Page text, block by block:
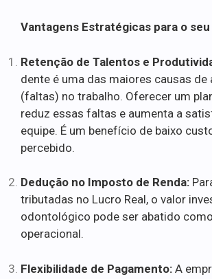
Vantagens Estratégicas para o
Retenção de Talentos e
dente é uma das maiores causas de
(faltas) no trabalho. Oferecer um
reduz essas faltas e aumenta a
equipe. É um benefício de baixo
percebido.
Dedução no Imposto de Renda:
tributadas no Lucro Real, o valor
odontológico pode ser abatido
operacional.
Flexibilidade de Pagamento: A